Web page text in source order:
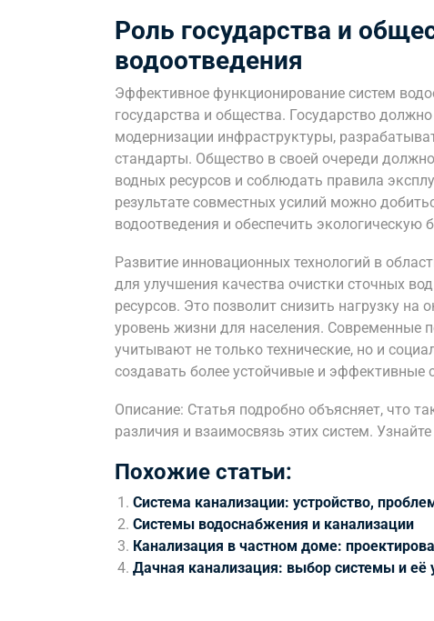
Роль государства и
водоотведения
Эффективное функционирование систем
государства и общества. Государство
модернизации инфраструктуры,
стандарты. Общество в своей очереди
водных ресурсов и соблюдать правила
результате совместных усилий можно
водоотведения и обеспечить экологическую
Развитие инновационных технологий в
для улучшения качества очистки сточных
ресурсов. Это позволит снизить нагрузку
уровень жизни для населения.
учитывают не только технические, но и
создавать более устойчивые и эффективные
Описание: Статья подробно объясняет, что
различия и взаимосвязь этих систем.
Похожие статьи:
Система канализации: устройство,
Системы водоснабжения и канализации
Канализация в частном доме:
Дачная канализация: выбор системы и её